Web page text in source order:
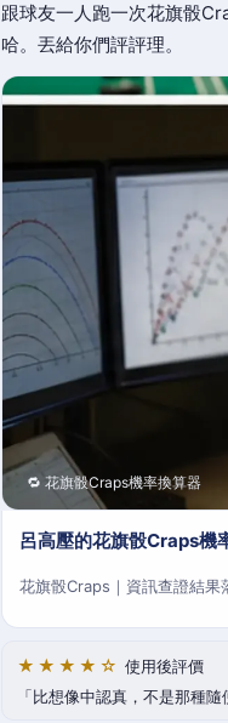
跟球友一人跑一次花旗骰
哈。丟給你們評評理。
🔁 花旗骰Craps機率換算器
呂高壓的花旗骰Craps機
花旗骰Craps｜資訊查證結果
★★★★☆ 使用後評價
比想像中認真，不是那種隨